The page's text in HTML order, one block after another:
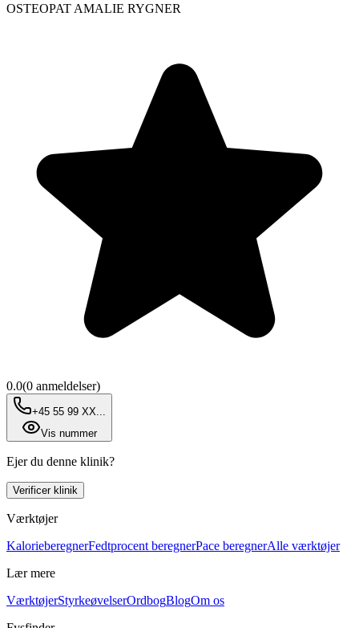
OSTEOPAT AMALIE RYGNER
0.0(0 anmeldelser)
+45 55 99 XX...
Vis nummer
Ejer du denne klinik?
Verificer klinik
Værktøjer
KalorieberegnerFedtprocent beregnerPace beregnerAlle værktøjer
Lær mere
VærktøjerStyrkeøvelserOrdbogBlogOm os